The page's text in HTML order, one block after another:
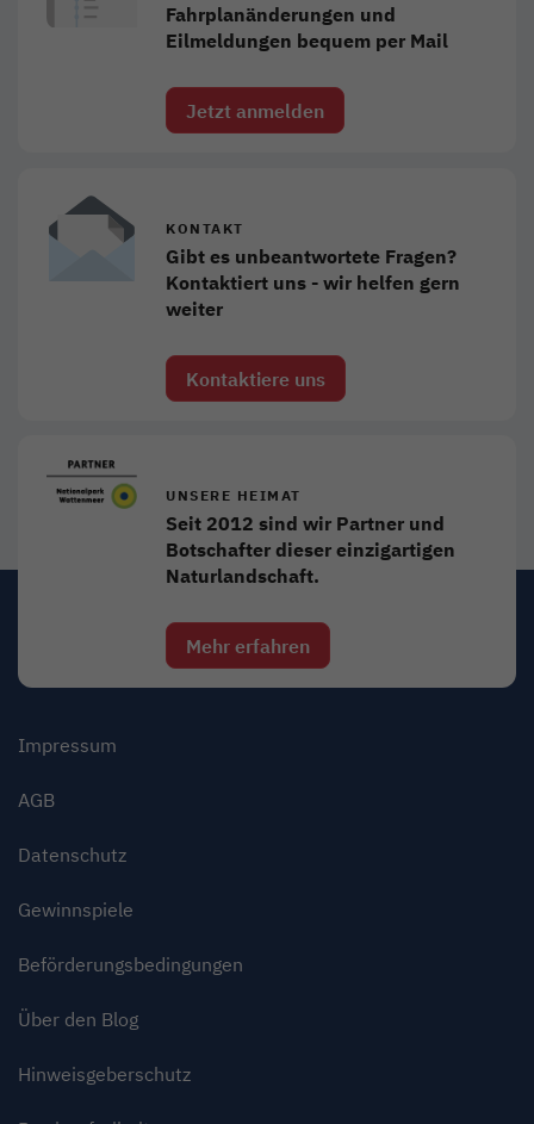
Fahrplanänderungen und
Eilmeldungen bequem per Mail
Jetzt anmelden
KONTAKT
Gibt es unbeantwortete Fragen?
Kontaktiert uns - wir helfen gern
weiter
Kontaktiere uns
UNSERE HEIMAT
Seit 2012 sind wir Partner und
Botschafter dieser einzigartigen
Naturlandschaft.
Mehr erfahren
Impressum
AGB
Datenschutz
Gewinnspiele
Beförderungsbedingungen
Über den Blog
Hinweisgeberschutz